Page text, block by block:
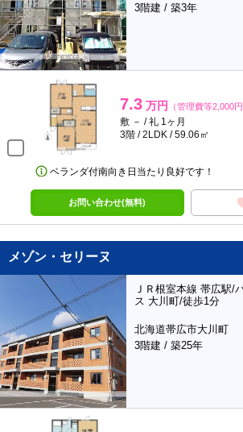
3階建 / 築3年
7.3 万円 （管理費等2,000円
敷 － / 礼 1ヶ月
3階 / 2LDK / 59.06㎡
ベランダ付南向き日当たり良好です！
お問い合わせ(無料)
メゾン・セリーヌ
ＪＲ根室本線 帯広駅/
ス 大川町/徒歩1分
北海道帯広市大川町
3階建 / 築25年